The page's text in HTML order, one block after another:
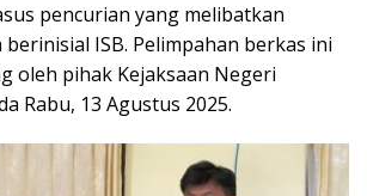
pencurian yang melibatkan
ISB. Pelimpahan berkas ini
oleh pihak Kejaksaan Negeri
Rabu, 13 Agustus 2025.